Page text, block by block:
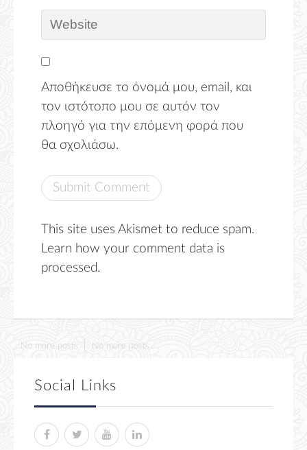
Αποθήκευσε το όνομά μου, email, και
τον ιστότοπο μου σε αυτόν τον
πλοηγό για την επόμενη φορά που
θα σχολιάσω.
This site uses Akismet to reduce spam.
Learn how your comment data is
processed.
No more posts No more posts
Social Links